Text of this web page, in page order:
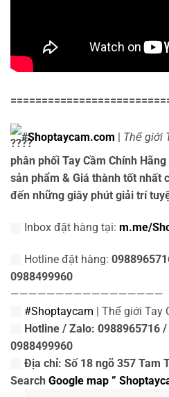
#Shoptaycam.com | Thế giới
phân phối Tay Cầm Chính
sản phẩm & Giá thành tốt nhất
đến những giây phút giải trí
Inbox đặt hàng tại: m.me/
Hotline đặt hàng:
0988499960
—————————————————
#Shoptaycam | Thế giới Tay
Hotline / Zalo: 0988965716
0988499960
Địa chỉ: Số 18 ngõ 357 Tam
Search Google map ”